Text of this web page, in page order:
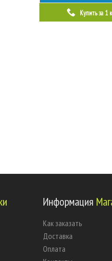
Купить за 1
Информация
Как заказать
Доставка
Оплата